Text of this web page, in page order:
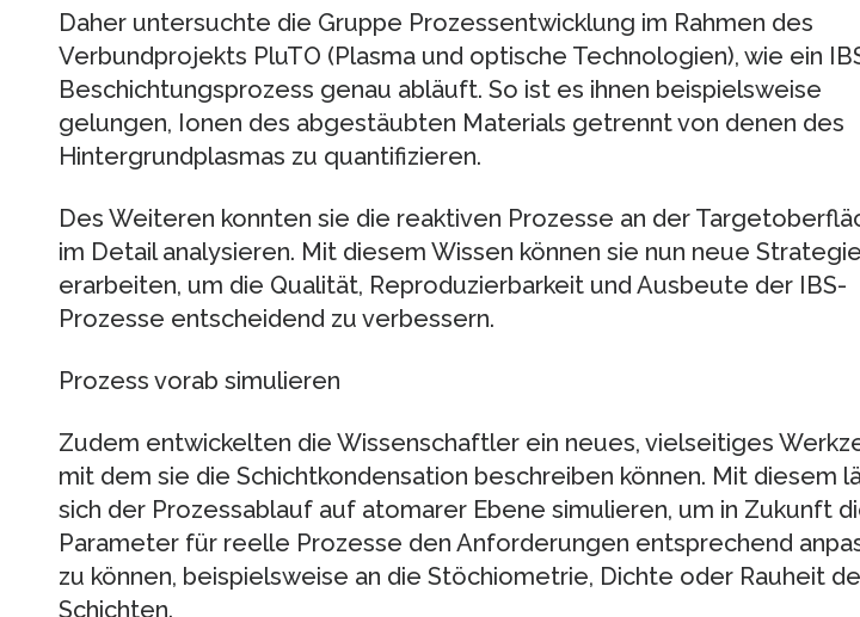
Daher untersuchte die Gruppe Prozessentwicklung im Rahmen des
Verbundprojekts PluTO (Plasma und optische Technologien), wie ein
Beschichtungsprozess genau abläuft. So ist es ihnen beispielsweise
gelungen, Ionen des abgestäubten Materials getrennt von denen des
Hintergrundplasmas zu quantifizieren.
Des Weiteren konnten sie die reaktiven Prozesse an der
im Detail analysieren. Mit diesem Wissen können sie nun neue
erarbeiten, um die Qualität, Reproduzierbarkeit und Ausbeute der IBS-
Prozesse entscheidend zu verbessern.
Prozess vorab simulieren
Zudem entwickelten die Wissenschaftler ein neues, vielseitiges
mit dem sie die Schichtkondensation beschreiben können. Mit diesem
sich der Prozessablauf auf atomarer Ebene simulieren, um in Zukunft
Parameter für reelle Prozesse den Anforderungen entsprechend
zu können, beispielsweise an die Stöchiometrie, Dichte oder Rauheit
Schichten.